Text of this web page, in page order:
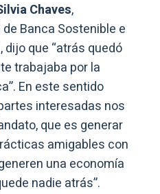
Chaves,
Banca Sostenible e
dijo que “atrás quedó
trabajaba por la
En este sentido
interesadas nos
que es generar
amigables con
una economía
nadie atrás”.